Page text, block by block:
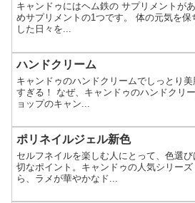
キャンドゥにはヘム鉄の サプリメントが
めサプリメントの1つです。 体の元気を
した日々を...
ハンドクリーム
キャンドゥのハンドクリームでしっとり
すぎる！ なぜ、キャンドゥのハンドクリ
ョップのキャン...
ポリネイルジェル新色
セルフネイルを楽しむ人にとって、色選
切なポイント。キャンドゥの人気シリー
ら、ラメが華やかなド...